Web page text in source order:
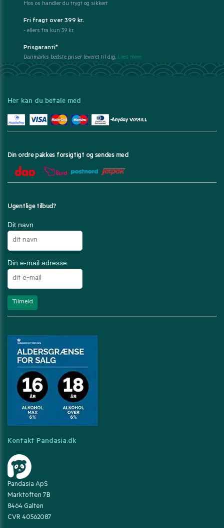
Hos os handler du trygt og sikkert
Fri fragt over 399 kr.
- ellers fra kun 39 kr.
Prisgaranti*
Danmarks bedste priser leveret til dig. Læs mere
Her kan du betale med
Din ordre pakkes forsigtigt og sendes med
Ugentlige tilbud?
Dit navn
Din e-mail adresse
Kontakt Pandasia.dk
Pandasia ApS
Marktoften 7B
8464 Galten
CVR 40562087